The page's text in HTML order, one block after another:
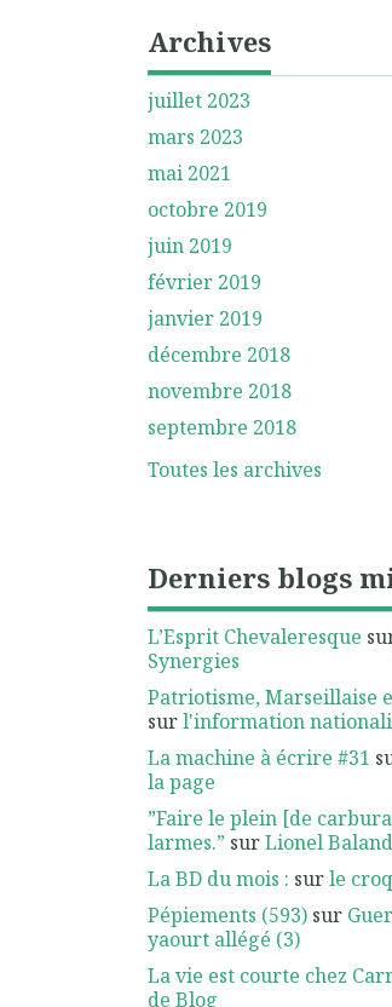
Archives
juillet 2023
mars 2023
mai 2021
octobre 2019
juin 2019
février 2019
janvier 2019
décembre 2018
novembre 2018
septembre 2018
Toutes les archives
Derniers blogs
L’Esprit Chevaleresque
Synergies
Patriotisme, Marseillaise
surl'information
La machine à écrire #31
la page
”Faire le plein [de
larmes.” surLionel Baland
La BD du mois : surle
Pépiements (593) sur
yaourt allégé (3)
La vie est courte chez
de Blog